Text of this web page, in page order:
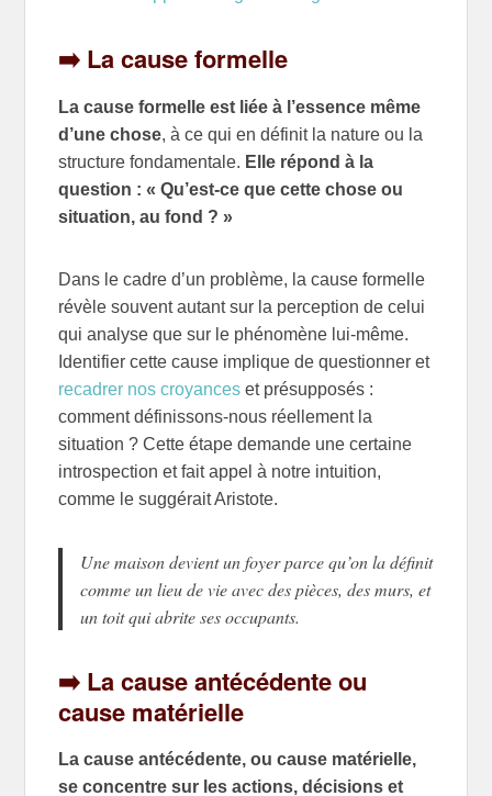
➡️ La cause formelle
La cause formelle est liée à l’essence même
d’une chose, à ce qui en définit la nature ou la
structure fondamentale. Elle répond à la
question : « Qu’est-ce que cette chose ou
situation, au fond ? »
Dans le cadre d’un problème, la cause formelle
révèle souvent autant sur la perception de celui
qui analyse que sur le phénomène lui-même.
Identifier cette cause implique de questionner et
recadrer nos croyances et présupposés :
comment définissons-nous réellement la
situation ? Cette étape demande une certaine
introspection et fait appel à notre intuition,
comme le suggérait Aristote.
Une maison devient un foyer parce qu’on la définit
comme un lieu de vie avec des pièces, des murs, et
un toit qui abrite ses occupants.
➡️ La cause antécédente ou
cause matérielle
La cause antécédente, ou cause matérielle,
se concentre sur les actions, décisions et